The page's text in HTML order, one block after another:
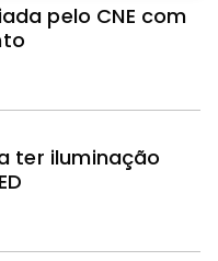
pelo CNE com
ter iluminação